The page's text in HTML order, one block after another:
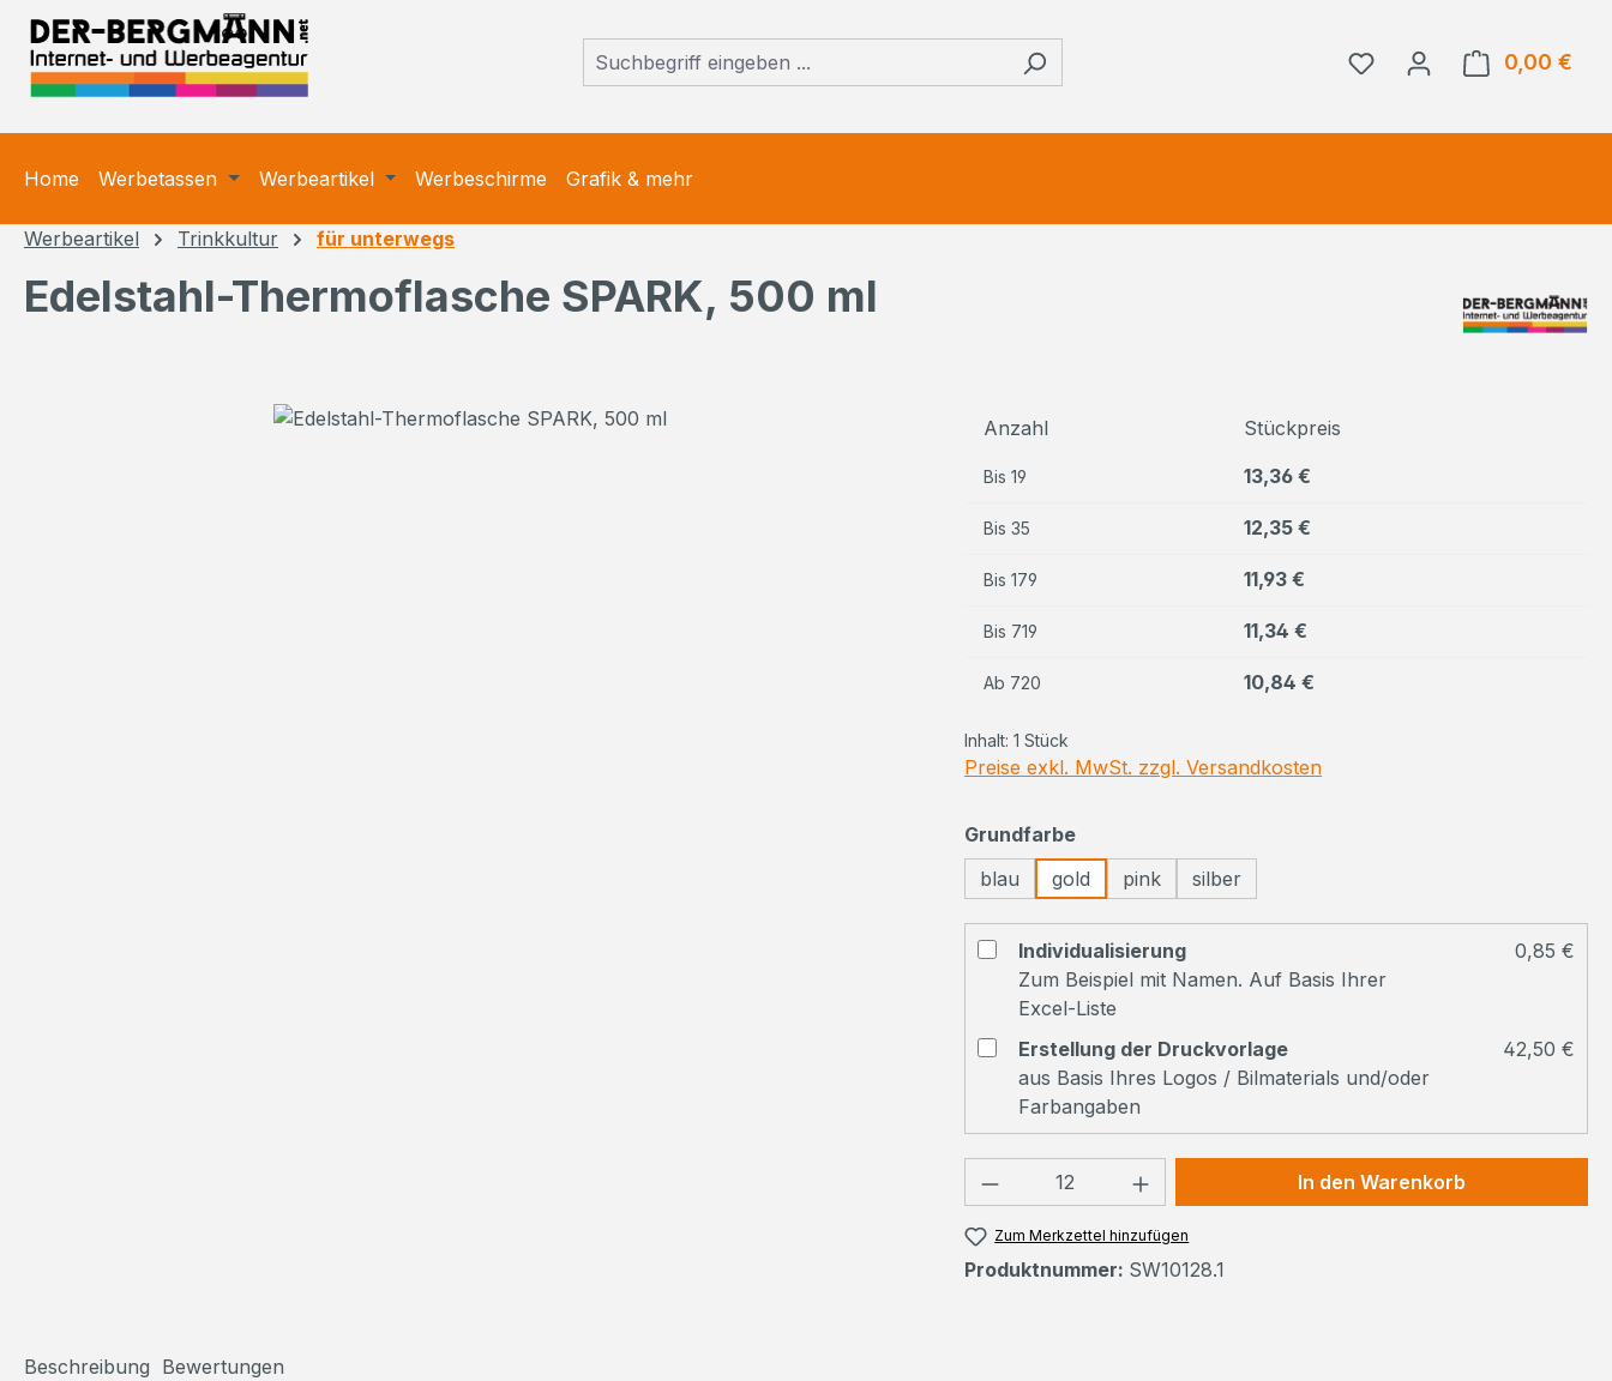
Hauptinhalt springen
Zur Suche springen
Zur Hauptnavigation springen
0,00 €
Home Werbetassen Werbeartikel Werbeschirme Grafik & mehr
Werbeartikel Trinkkultur für unterwegs
Edelstahl-Thermoflasche SPARK, 500 ml
Anzahl Stückpreis
Bis 19 13,36 €
Bis 35 12,35 €
Bis 179 11,93 €
Bis 719 11,34 €
Ab 720 10,84 €
Inhalt: 1 Stück
Preise exkl. MwSt. zzgl. Versandkosten
Grundfarbeauswählen
blau
gold pink silber
Individualisierung
Zum Beispiel mit Namen. Auf Basis Ihrer
Excel-Liste
0,85 €
Erstellung der Druckvorlage
aus Basis Ihres Logos / Bilmaterials und/oder
Farbangaben
42,50 €
Produkt Anzahl: Gib den gewünschten Wert
In den Warenkorb
Zum Merkzettel hinzufügen
Produktnummer: SW10128.1
Beschreibung Bewertungen